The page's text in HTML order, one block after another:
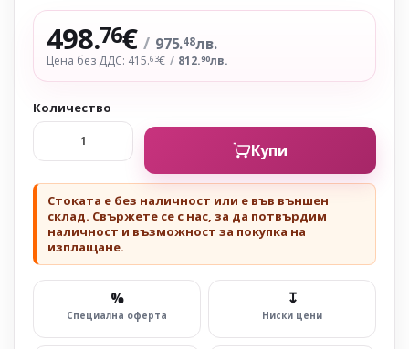
498.76€ / 975.48лв.
Цена без ДДС: 415.63€ / 812.90лв.
Количество
Купи
Стоката е без наличност или е във външен
склад. Свържете се с нас, за да потвърдим
наличност и възможност за покупка на
изплащане.
%
Специална оферта
↧
Ниски цени